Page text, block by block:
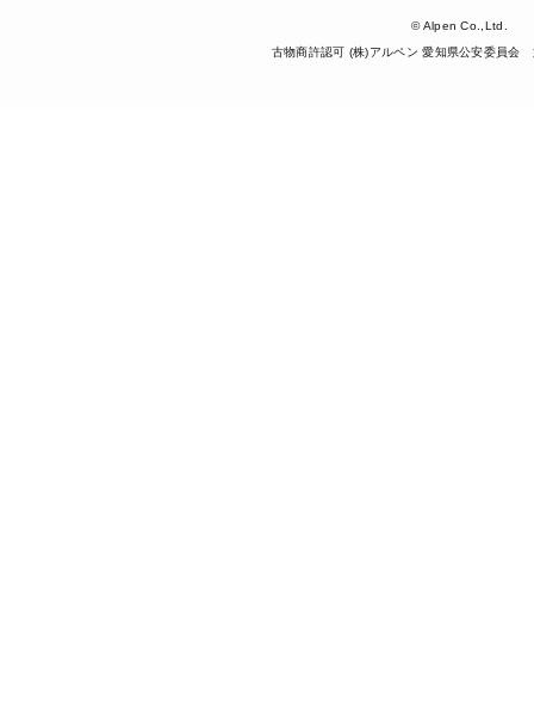
© Alpen Co.,Ltd.
古物商許認可 (株)アルペン 愛知県公安委員